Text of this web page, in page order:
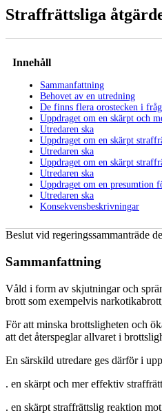
Straffrättsliga
Innehåll
Sammanfattning
Behovet av en utredning
De finns flera orostecken i
Uppdraget om en skärpt och
Utredaren ska
Uppdraget om en skärpt
Utredaren ska
Uppdraget om en skärpt
Utredaren ska
Uppdraget om en presumtion
Utredaren ska
Konsekvensbeskrivningar
Beslut vid regeringssammanträde
Sammanfattning
Våld i form av skjutningar och
brott som exempelvis
För att minska brottsligheten och
att det återspeglar allvaret i
En särskild utredare ges därför i
. en skärpt och mer effektiv
. en skärpt straffrättslig reaktion